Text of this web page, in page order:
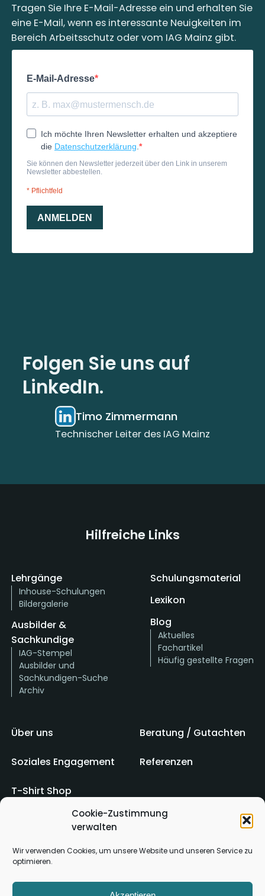
Cookie-Zustimmung
verwalten
Wir verwenden Cookies, um unsere Website und unseren Service zu
optimieren.
Tragen Sie Ihre E-Mail-Adresse ein und erhalten Sie
eine E-Mail, wenn es interessante Neuigkeiten im
Bereich Arbeitsschutz oder vom IAG Mainz gibt.
Folgen Sie uns auf
LinkedIn.
Timo Zimmermann
Technischer Leiter des IAG Mainz
Hilfreiche Links
Lehrgänge
Inhouse-Schulungen
Bildergalerie
Ausbilder &
Sachkundige
IAG-Stempel
Ausbilder und
Sachkundigen-Suche
Archiv
Schulungsmaterial
Lexikon
Blog
Aktuelles
Fachartikel
Häufig gestellte Fragen
Über uns Beratung / Gutachten
Soziales Engagement Referenzen
T-Shirt Shop
Impressum AGB